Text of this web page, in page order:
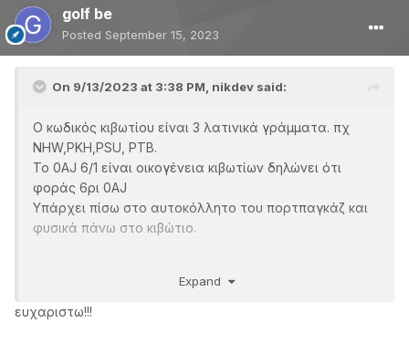
golf be
Posted September 15, 2023
On 9/13/2023 at 3:38 PM, nikdev said:
Ο κωδικός κιβωτίου είναι 3 λατινικά γράμματα. πχ
NHW,PKH,PSU, PTB.
Το 0AJ 6/1 είναι οικογένεια κιβωτίων δηλώνει ότι
φοράς 6ρι 0AJ
Υπάρχει πίσω στο αυτοκόλλητο του πορτπαγκάζ και
φυσικά πάνω στο κιβώτιο.
Και σε MQ250: NBJ,PTW,QSZ
Expand
ευχαριστω!!!